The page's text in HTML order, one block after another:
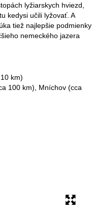
lyžiarskych hviezd,
kedysi učili lyžovať. A
tiež najlepšie podmienky
nemeckého jazera
km)
100 km), Mníchov (cca